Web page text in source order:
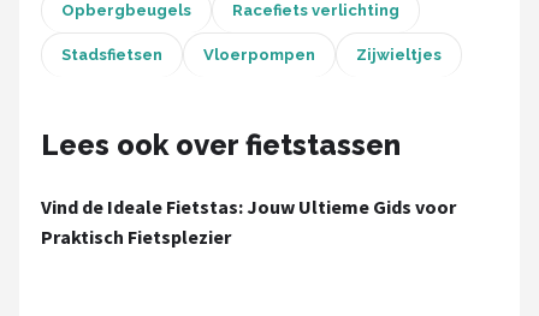
Opbergbeugels Racefiets verlichting
Stadsfietsen Vloerpompen Zijwieltjes
Lees ook over fietstassen
Vind de Ideale Fietstas: Jouw Ultieme Gids voor
Praktisch Fietsplezier